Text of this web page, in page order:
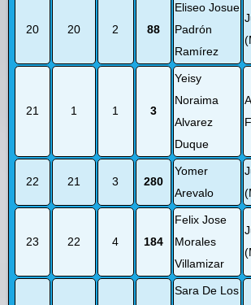
20 20 2 88
Eliseo Josue
Padrón
Ramírez
21 1 1 3
Yeisy
Noraima
Alvarez
Duque
22 21 3 280
Yomer
Arevalo
23 22 4 184
Felix Jose
Morales
Villamizar
Sara De Los